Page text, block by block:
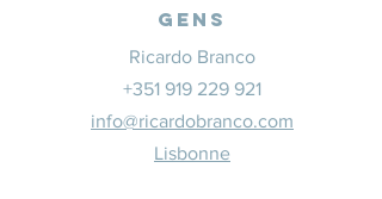
Gens
Ricardo Branco
+351 919 229 921
info@ricardobranco.com
Lisbonne